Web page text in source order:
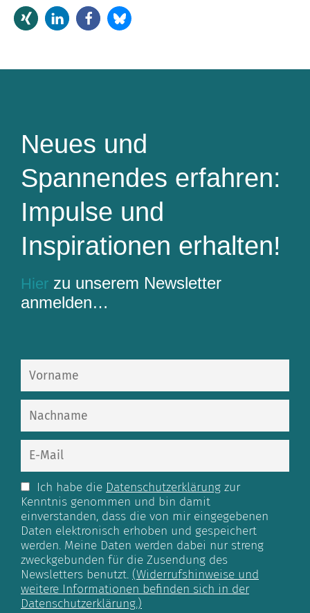
Neues und
Spannendes erfahren:
Impulse und
Inspirationen erhalten!
Hier zu unserem Newsletter
anmelden…
Ich habe die Datenschutzerklärung zur
Kenntnis genommen und bin damit
einverstanden, dass die von mir eingegebenen
Daten elektronisch erhoben und gespeichert
werden. Meine Daten werden dabei nur streng
zweckgebunden für die Zusendung des
Newsletters benutzt. (Widerrufshinweise und
weitere Informationen befinden sich in der
Datenschutzerklärung.)